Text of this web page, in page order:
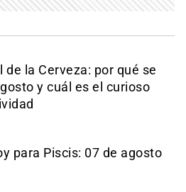
de la Cerveza: por qué se
y cuál es el curioso
para Piscis: 07 de agosto